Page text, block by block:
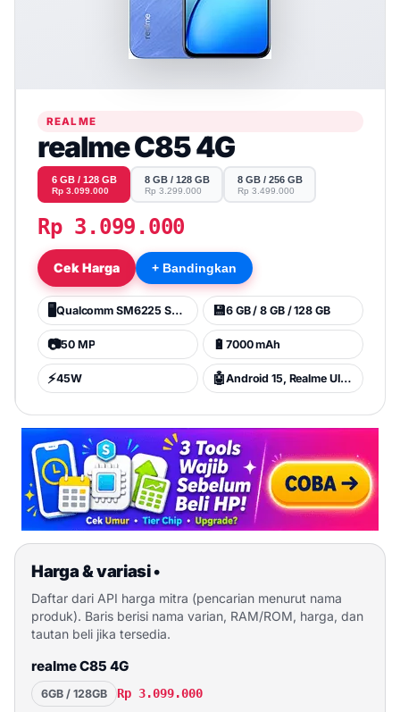
REALME
realme C85 4G
6 GB / 128 GB
Rp 3.099.000
8 GB / 128 GB
Rp 3.299.000
8 GB / 256 GB
Rp 3.499.000
Rp 3.099.000
Cek Harga + Bandingkan
🖥️ Qualcomm SM6225 Snapdragon 685 (6 nm) 💾6 GB / 8 GB / 128 GB
📷50 MP 🔋 7000 mAh
⚡45W 🤖 Android 15, Realme UI 6.0
Harga & variasi•
Daftar dari API harga mitra (pencarian menurut nama
produk). Baris berisi nama varian, RAM/ROM, harga, dan
tautan beli jika tersedia.
realme C85 4G
6GB / 128GB Rp 3.099.000